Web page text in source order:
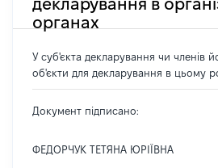
декларування в
органах
У суб'єкта декларування чи членів
об'єкти для декларування в цьому
Документ підписано:
ФЕДОРЧУК ТЕТЯНА ЮРІЇВНА